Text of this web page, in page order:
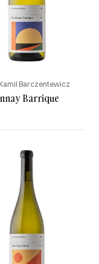
Barczentewicz
Barrique